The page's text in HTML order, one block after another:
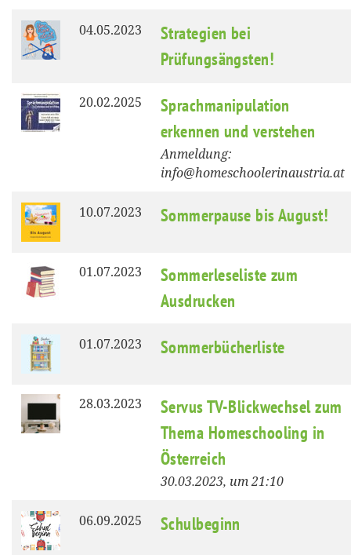
04.05.2023
Strategien bei
Prüfungsängsten!
20.02.2025
Sprachmanipulation
erkennen und verstehen
Anmeldung:
info@homeschoolerinaustria.at
10.07.2023 Sommerpause bis August!
01.07.2023
Sommerleseliste zum
Ausdrucken
01.07.2023 Sommerbücherliste
28.03.2023
Servus TV-Blickwechsel zum
Thema Homeschooling in
Österreich
30.03.2023, um 21:10
06.09.2025 Schulbeginn